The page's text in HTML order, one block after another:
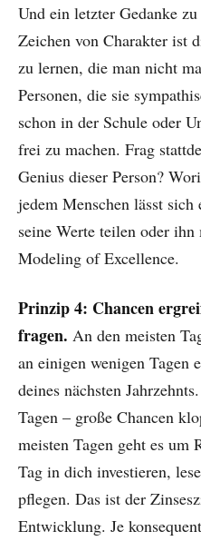
Und ein letzter Gedanke
Zeichen von Charakter ist
zu lernen, die man nicht
Personen, die sie
schon in der Schule oder
frei zu machen. Frag
Genius dieser Person?
jedem Menschen lässt sich
seine Werte teilen oder
Modeling of Excellence.
Prinzip 4: Chancen
fragen. An den meisten
an einigen wenigen Tagen
deines nächsten
Tagen – große Chancen
meisten Tagen geht es um
Tag in dich investieren,
pflegen. Das ist der
Entwicklung. Je